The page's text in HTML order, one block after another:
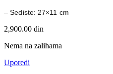
– Sediste: 27×11 cm
2,900.00 din
Nema na zalihama
Uporedi